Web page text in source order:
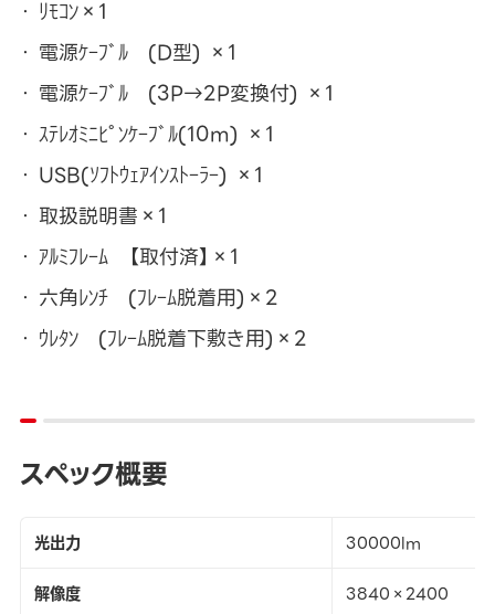
ﾘﾓｺﾝ×1
電源ｹｰﾌﾞﾙ (D型) ×1
電源ｹｰﾌﾞﾙ (3P→2P変換付) ×1
ｽﾃﾚｵﾐﾆﾋﾟﾝｹｰﾌﾞﾙ(10m) ×1
USB(ｿﾌﾄｳｪｱｲﾝｽﾄｰﾗｰ) ×1
取扱説明書×1
ｱﾙﾐﾌﾚｰﾑ 【取付済】×1
六角ﾚﾝﾁ (ﾌﾚｰﾑ脱着用)×2
ｳﾚﾀﾝ (ﾌﾚｰﾑ脱着下敷き用)×2
スペック概要
光出力
30000lm
解像度
3840×2400